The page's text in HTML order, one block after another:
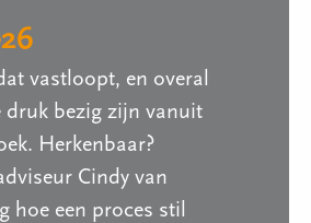
vastloopt, en overal
druk bezig zijn vanuit
Herkenbaar?
Cindy van
hoe een proces stil